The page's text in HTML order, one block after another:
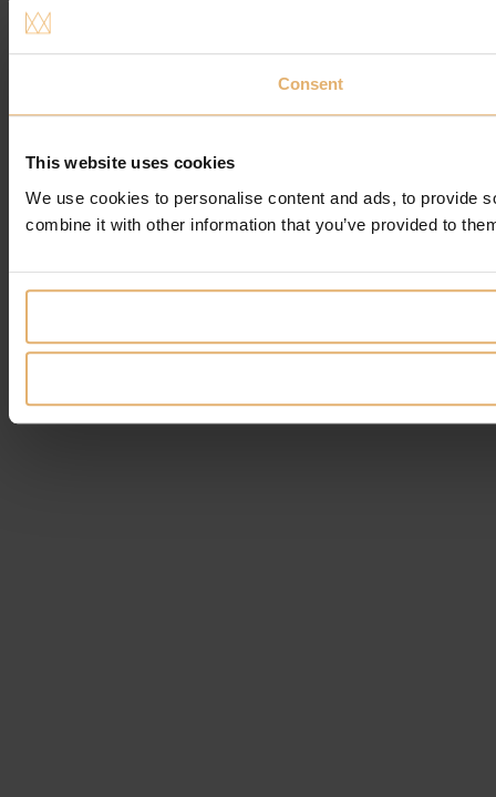
Consent
This website uses cookies
We use cookies to personalise content and ads, to provide
combine it with other information that you’ve provided to